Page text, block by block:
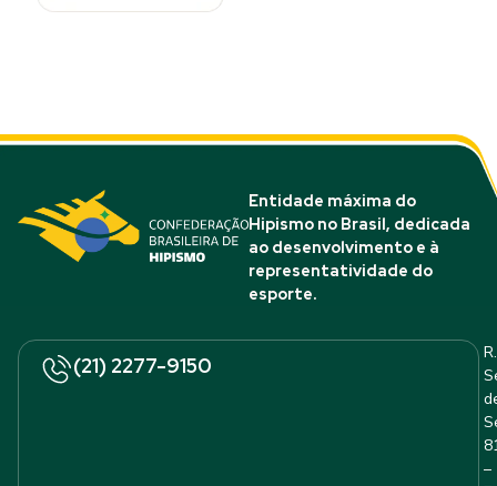
Entidade máxima do
Hipismo no Brasil, dedicada
ao desenvolvimento e à
representatividade do
esporte.
(21) 2277-9150
R.
–